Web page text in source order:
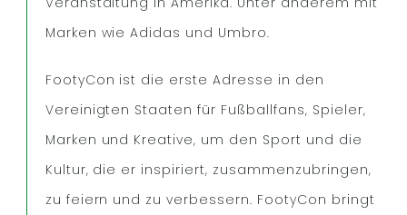
Marken wie Adidas und Umbro.
FootyCon ist die erste Adresse in den
Vereinigten Staaten für Fußballfans, Spieler,
Marken und Kreative, um den Sport und die
Kultur, die er inspiriert, zusammenzubringen,
zu feiern und zu verbessern. FootyCon bringt